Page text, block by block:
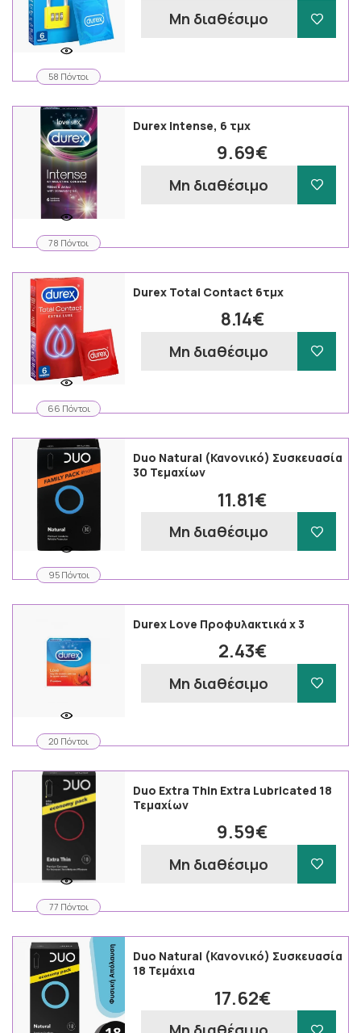
58 Πόντοι
Μη διαθέσιμο
78 Πόντοι
Durex Intense, 6 τμχ
9.69€
Μη διαθέσιμο
66 Πόντοι
Durex Total Contact 6τμχ
8.14€
Μη διαθέσιμο
95 Πόντοι
Duo Natural (Κανονικό) Συσκευασία
30 Τεμαχίων
11.81€
Μη διαθέσιμο
20 Πόντοι
Durex Love Προφυλακτικά χ 3
2.43€
Μη διαθέσιμο
77 Πόντοι
Duo Extra Thin Extra Lubricated 18
Τεμαχίων
9.59€
Μη διαθέσιμο
Duo Νatural (Κανονικό) Συσκευασία
18 Τεμάχια
17.62€